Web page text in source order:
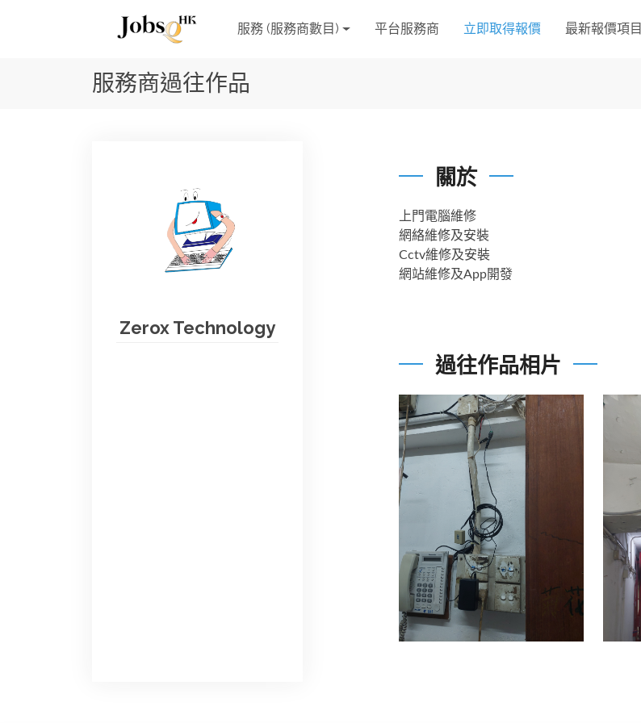
服務 (服務商數目) 平台服務商 立即取得報價 最新報價項目
服務商過往作品
Zerox Technology
關於
上門電腦維修
網絡維修及安裝
Cctv維修及安裝
網站維修及App開發
過往作品相片